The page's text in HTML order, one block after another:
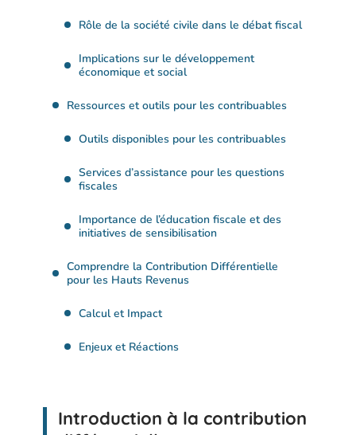
Rôle de la société civile dans le débat fiscal
Implications sur le développement
économique et social
Ressources et outils pour les contribuables
Outils disponibles pour les contribuables
Services d’assistance pour les questions
fiscales
Importance de l’éducation fiscale et des
initiatives de sensibilisation
Comprendre la Contribution Différentielle
pour les Hauts Revenus
Calcul et Impact
Enjeux et Réactions
Introduction à la contribution